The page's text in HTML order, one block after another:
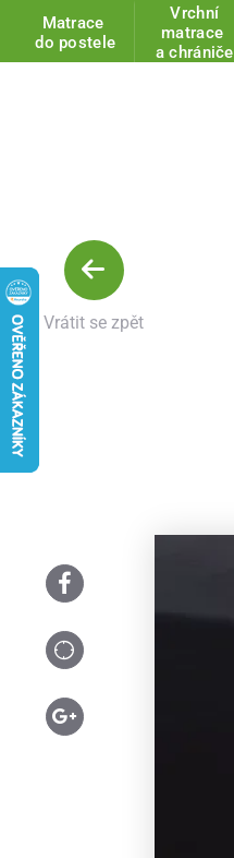
Matrace
do postele
Vrchní
matrace
a chrániče
Vrátit se zpět